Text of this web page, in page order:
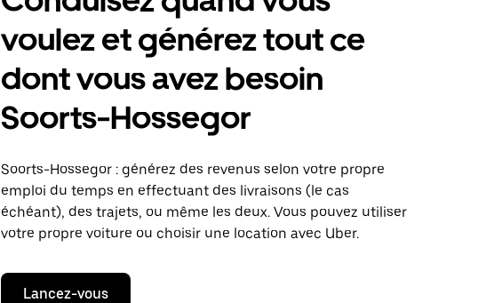
voulez et générez tout ce
dont vous avez besoin
Soorts-Hossegor
Soorts-Hossegor : générez des revenus selon votre propre
emploi du temps en effectuant des livraisons (le cas
échéant), des trajets, ou même les deux. Vous pouvez utiliser
votre propre voiture ou choisir une location avec Uber.
Lancez-vous